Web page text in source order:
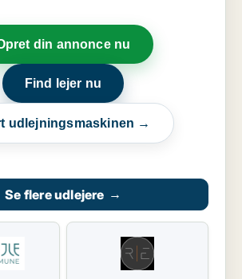
din annonce nu
Find lejer nu
udlejningsmaskinen →
Se flere udlejere →